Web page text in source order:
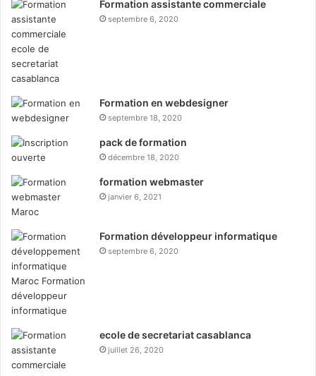
Formation assistante commerciale
septembre 6, 2020
Formation en webdesigner
septembre 18, 2020
pack de formation
décembre 18, 2020
formation webmaster
janvier 6, 2021
Formation développeur informatique
septembre 6, 2020
ecole de secretariat casablanca
juillet 26, 2020